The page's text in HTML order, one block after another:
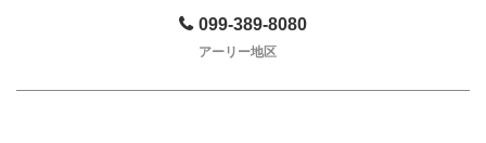
099-389-8080
アーリー地区